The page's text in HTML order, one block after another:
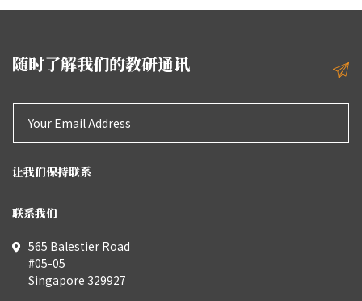
随时了解我们的教研通讯
让我们保持联系
联系我们
565 Balestier Road
#05-05
Singapore 329927